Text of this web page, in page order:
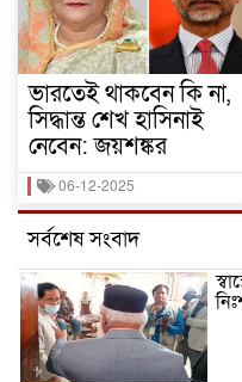
ভারতেই থাকবেন কি না,
সিদ্ধান্ত শেখ হাসিনাই
নেবেন: জয়শঙ্কর
06-12-2025
সর্বশেষ সংবাদ